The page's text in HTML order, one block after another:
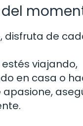
disfruta de
viajando,
en casa o
apasione,